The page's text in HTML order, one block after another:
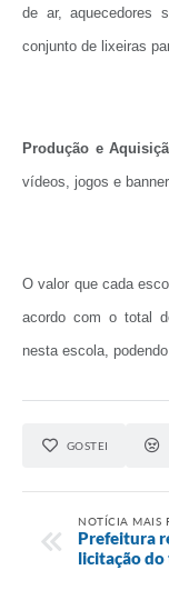
de ar, aquecedores
conjunto de lixeiras
Produção e
vídeos, jogos e
O valor que cada
acordo com o total
nesta escola,
GOSTEI
NOTÍCIA MAIS
Prefeitura
licitação